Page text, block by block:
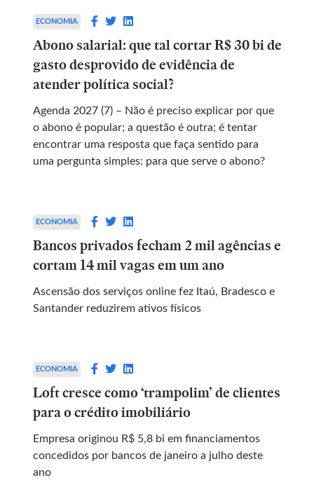
ECONOMIA
Abono salarial: que tal cortar R$ 30 bi de
gasto desprovido de evidência de
atender política social?
Agenda 2027 (7) – Não é preciso explicar por que
o abono é popular; a questão é outra; é tentar
encontrar uma resposta que faça sentido para
uma pergunta simples: para que serve o abono?
ECONOMIA
Bancos privados fecham 2 mil agências e
cortam 14 mil vagas em um ano
Ascensão dos serviços online fez Itaú, Bradesco e
Santander reduzirem ativos físicos
ECONOMIA
Loft cresce como ‘trampolim’ de clientes
para o crédito imobiliário
Empresa originou R$ 5,8 bi em financiamentos
concedidos por bancos de janeiro a julho deste
ano